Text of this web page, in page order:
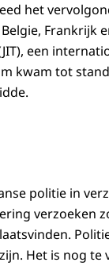
het
Frankrijk
een
kwam tot
politie in
verzoeken
Het is nog te